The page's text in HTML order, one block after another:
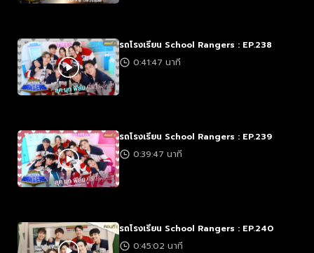
รถโรงเรียน School Rangers : EP.238
0:41:47 นาที
รถโรงเรียน School Rangers : EP.239
0:39:47 นาที
รถโรงเรียน School Rangers : EP.240
0:45:02 นาที